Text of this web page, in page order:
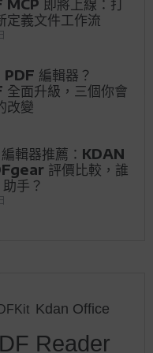
即將上線：打
定義文件工作流
編輯器？
面升級，三個你會
改變
輯器推薦：KDAN
評價比較，誰
手？
Kdan Office
Reader